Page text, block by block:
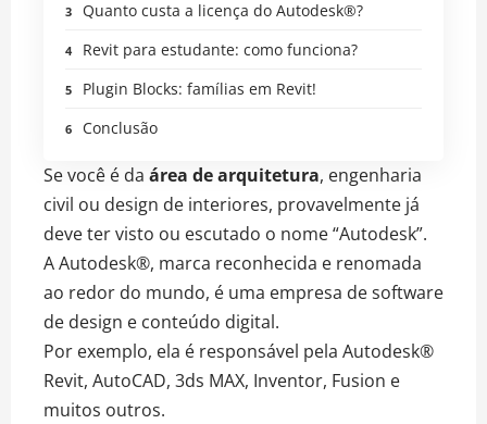
Quanto custa a licença do Autodesk®?
Revit para estudante: como funciona?
Plugin Blocks: famílias em Revit!
Conclusão
Se você é da área de arquitetura, engenharia
civil ou design de interiores, provavelmente já
deve ter visto ou escutado o nome “Autodesk”.
A Autodesk®, marca reconhecida e renomada
ao redor do mundo, é uma empresa de software
de design e conteúdo digital.
Por exemplo, ela é responsável pela Autodesk®
Revit, AutoCAD, 3ds MAX, Inventor, Fusion e
muitos outros.